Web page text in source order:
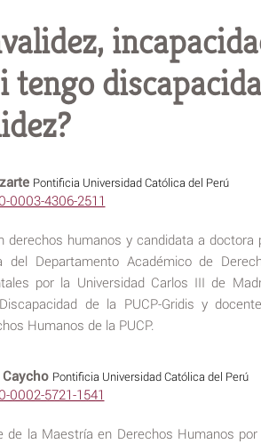
tengo
Pontificia Universidad Católica del Perú
0003-4306-2511
derechos humanos y candidata a doctora
del Departamento Académico de
por la Universidad Carlos III de
de la PUCP-Gridis y
Humanos de la PUCP.
Pontificia Universidad Católica del Perú
0002-5721-1541
de la Maestría en Derechos Humanos por